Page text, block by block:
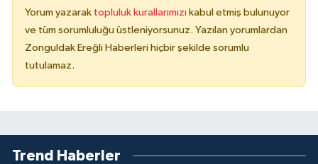
Yorum yazarak topluluk kurallarımızı kabul etmiş bulunuyor
ve tüm sorumluluğu üstleniyorsunuz. Yazılan yorumlardan
Zonguldak Ereğli Haberleri hiçbir şekilde sorumlu
tutulamaz.
Trend Haberler